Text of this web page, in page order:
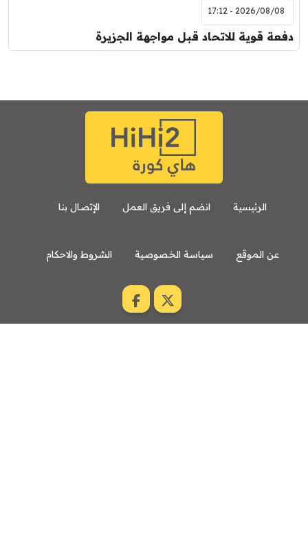
2026/08/08 - 17:12
دفعة قوية للاتحاد قبل مواجهة الجزيرة
الرئيسية انضم إلى فريق العمل الإتصال بنا
عن الموقع سياسة الخصوصية الشروط والاحكام